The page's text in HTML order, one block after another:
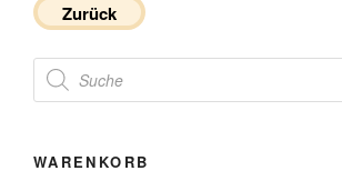
Zurück
Products
search
WARENKORB